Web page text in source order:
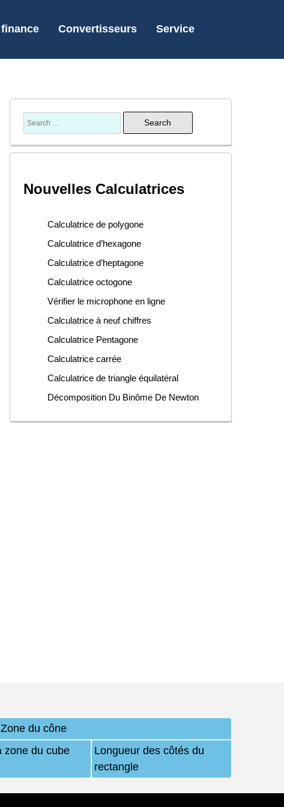
Convertisseurs Service
Nouvelles Calculatrices
Calculatrice de polygone
Calculatrice d’hexagone
Calculatrice d’heptagone
Calculatrice octogone
Vérifier le microphone en ligne
Calculatrice à neuf chiffres
Calculatrice Pentagone
Calculatrice carrée
Calculatrice de triangle équilatéral
Décomposition Du Binôme De Newton
Zone du cône
zone du cube
Longueur des côtés du
rectangle